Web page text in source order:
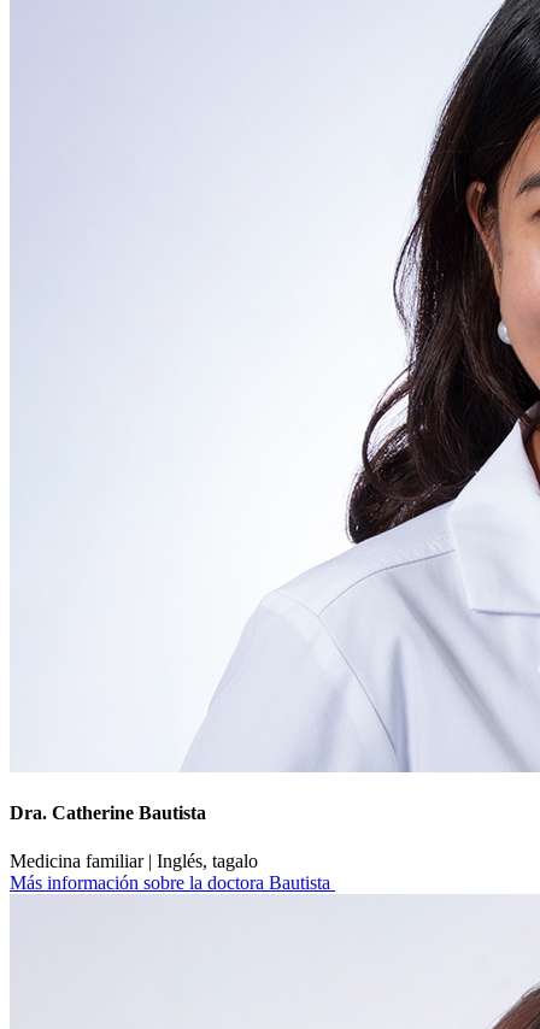
Dra. Catherine Bautista
Medicina familiar | Inglés, tagalo
Más información sobre la doctora Bautista